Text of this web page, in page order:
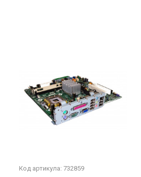
Код артикула: 732859